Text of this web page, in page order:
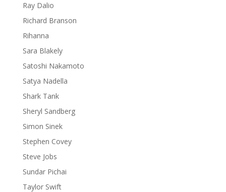
Ray Dalio
Richard Branson
Rihanna
Sara Blakely
Satoshi Nakamoto
Satya Nadella
Shark Tank
Sheryl Sandberg
Simon Sinek
Stephen Covey
Steve Jobs
Sundar Pichai
Taylor Swift